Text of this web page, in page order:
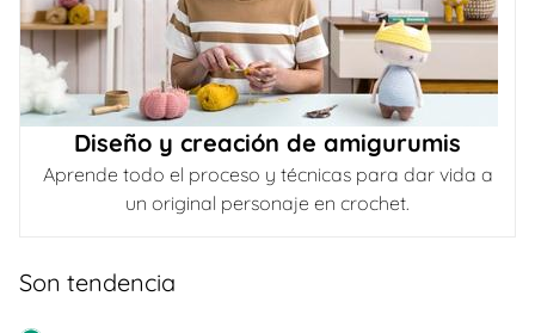
Diseño y creación de amigurumis
Aprende todo el proceso y técnicas para dar vida a
un original personaje en crochet.
Son tendencia